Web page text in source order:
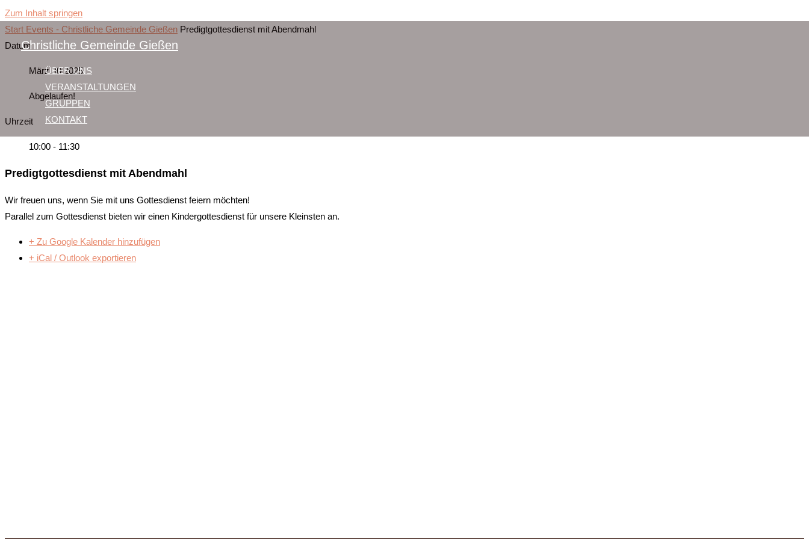
Zum Inhalt springen
Christliche Gemeinde Gießen
ÜBER UNS
VERANSTALTUNGEN
GRUPPEN
KONTAKT
Start Events - Christliche Gemeinde Gießen Predigtgottesdienst mit Abendmahl
Datum
März 30 2025
Abgelaufen!
Uhrzeit
10:00 - 11:30
Predigtgottesdienst mit Abendmahl
Wir freuen uns, wenn Sie mit uns Gottesdienst feiern möchten!
Parallel zum Gottesdienst bieten wir einen Kindergottesdienst für unsere Kleinsten an.
+ Zu Google Kalender hinzufügen
+ iCal / Outlook exportieren